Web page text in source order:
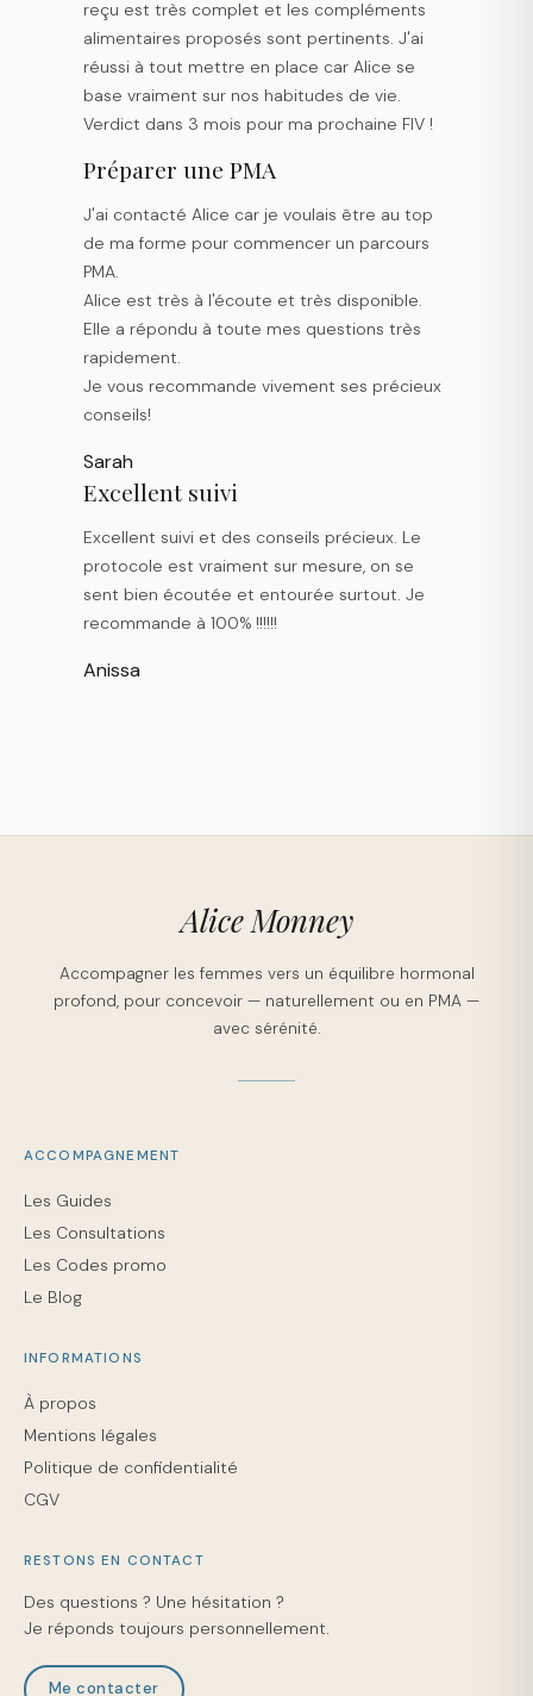
reçu est très complet et les compléments
alimentaires proposés sont pertinents. J'ai
réussi à tout mettre en place car Alice se
base vraiment sur nos habitudes de vie.
Verdict dans 3 mois pour ma prochaine FIV !
Préparer une PMA
J'ai contacté Alice car je voulais être au top
de ma forme pour commencer un parcours
PMA.
Alice est très à l'écoute et très disponible.
Elle a répondu à toute mes questions très
rapidement.
Je vous recommande vivement ses précieux
conseils!
Sarah
Excellent suivi
Excellent suivi et des conseils précieux. Le
protocole est vraiment sur mesure, on se
sent bien écoutée et entourée surtout. Je
recommande à 100% !!!!!!
Anissa
Alice Monney
Accompagner les femmes vers un équilibre hormonal
profond, pour concevoir — naturellement ou en PMA —
avec sérénité.
ACCOMPAGNEMENT
Les Guides
Les Consultations
Les Codes promo
Le Blog
INFORMATIONS
À propos
Mentions légales
Politique de confidentialité
CGV
RESTONS EN CONTACT
Des questions ? Une hésitation ?
Je réponds toujours personnellement.
Me contacter